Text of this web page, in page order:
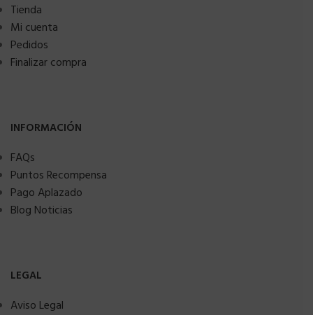
Tienda
Mi cuenta
Pedidos
Finalizar compra
INFORMACIÓN
FAQs
Puntos Recompensa
Pago Aplazado
Blog Noticias
LEGAL
Aviso Legal